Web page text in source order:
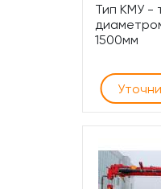
Тип КМУ -
1500мм